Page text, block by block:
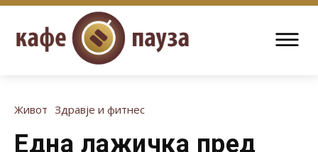
Живот Здравје и фитнес
Една лажичка пред